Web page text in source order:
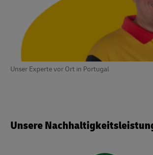
Unser Experte vor Ort in Portugal
Unsere